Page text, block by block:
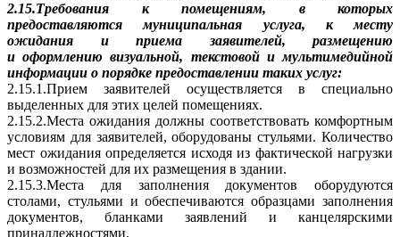
2.15.Требования к помещениям, в которых
предоставляются муниципальная услуга, к месту
ожидания и приема заявителей, размещению
и оформлению визуальной, текстовой и мультимедийной
информации о порядке предоставлении таких услуг:
2.15.1.Прием заявителей осуществляется в специально
выделенных для этих целей помещениях.
2.15.2.Места ожидания должны соответствовать комфортным
условиям для заявителей, оборудованы стульями. Количество
мест ожидания определяется исходя из фактической нагрузки
и возможностей для их размещения в здании.
2.15.3.Места для заполнения документов оборудуются
столами, стульями и обеспечиваются образцами заполнения
документов, бланками заявлений и канцелярскими
принадлежностями.